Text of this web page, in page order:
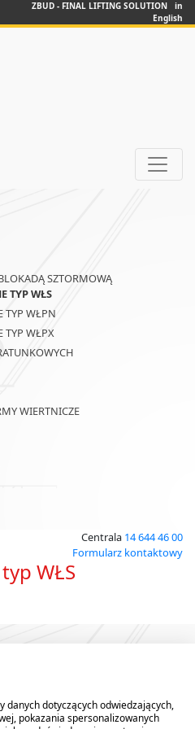
ZBUD - FINAL LIFTING SOLUTION in
English
SZTORMOWĄ
TYP WŁS
TYP WŁPN
TYP WŁPX
WIERTNICZE
Centrala 14 644 46 00
Formularz kontaktowy
WŁS
danych dotyczących odwiedzających,
pokazania spersonalizowanych